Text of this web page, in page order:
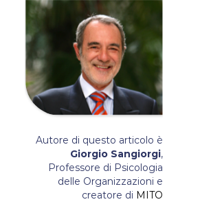
Autore di questo articolo è
Giorgio Sangiorgi,
Professore di Psicologia
delle Organizzazioni e
creatore di MITO